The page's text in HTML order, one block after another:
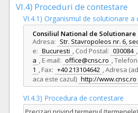
91.250,00 - 2.256.160,00 Leu
44. Interventii cerebrale abord
COD CPV: 33111710-1 Accesorii pentru
VALOAREA ESTIMATA FARA
TVA:
45.260,00 - 2.303.600,00 Leu
45. Pachet embolizare anevrisme cu spirale din platina neacoperite, microcateter, sistem de
VI.4) Proceduri de contestare
VI.4.1) Organismul de solutionare
Consiliul National de
Adresa: Str. Stavropoleos nr. 6,
e: Bucuresti , Cod Postal: 030084 ,
a , E-mail: office@cnsc.ro ,Telefon:
1 , Fax: +40 213104642 ,Adresa
aca este cazul) http://www.cnsc.ro
VI.4.3) Procedura de contestare